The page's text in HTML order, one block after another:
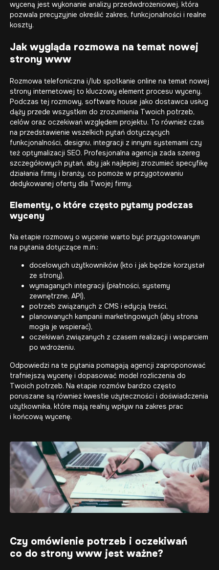
wyceną jest wykonanie analizy przedwdrożeniowej, która
pozwala precyzyjnie określić zakres, funkcjonalności i realne
koszty.
Jak wygląda rozmowa na temat nowej
strony www
Rozmowa telefoniczna i/lub spotkanie online na temat nowej
strony internetowej to kluczowy element procesu wyceny.
Podczas tej rozmowy, software house jako dostawca usług
dąży przede wszystkim do zrozumienia Twoich potrzeb,
celów oraz oczekiwań względem projektu. To również czas
na przedstawienie wszelkich pytań dotyczących
funkcjonalności, designu, integracji z innymi systemami czy
też optymalizacji SEO. Profesjonalna agencja zada szereg
szczegółowych pytań, aby jak najlepiej zrozumieć specyfikę
działania firmy i branży, co pomoże w przygotowaniu
dedykowanej oferty dla Twojej firmy.
Elementy, o które często pytamy podczas
wyceny
Na etapie rozmowy o wycenie warto być przygotowanym
na pytania dotyczące m.in.:
docelowych użytkowników (kto i jak będzie korzystał
ze strony),
wymaganych integracji (płatności, systemy
zewnętrzne, API),
potrzeb związanych z CMS i edycją treści,
planowanych kampanii marketingowych (aby strona
mogła je wspierać),
oczekiwań związanych z czasem realizacji i wsparciem
po wdrożeniu.
Odpowiedzi na te pytania pomagają agencji zaproponować
trafniejszą wycenę i dopasować model rozliczenia do
Twoich potrzeb. Na etapie rozmów bardzo często
poruszane są również kwestie użyteczności i doświadczenia
użytkownika, które mają realny wpływ na zakres prac
i końcową wycenę.
Czy omówienie potrzeb i oczekiwań
co do strony www jest ważne?